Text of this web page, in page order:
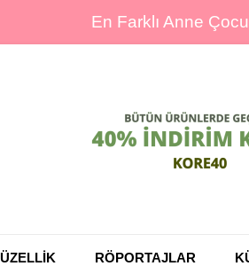
En Farklı Anne
RÖPORTAJLAR